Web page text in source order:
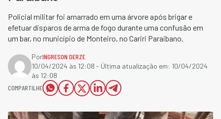
Policial militar foi amarrado em uma árvore após brigar e
efetuar disparos de arma de fogo durante uma confusão em
um bar, no município de Monteiro, no Cariri Paraibano.
PorINGRESON DERZE
10/04/2024 às 12:08 - Última atualização em: 10/04/2024
às 12:08
COMPARTILHE